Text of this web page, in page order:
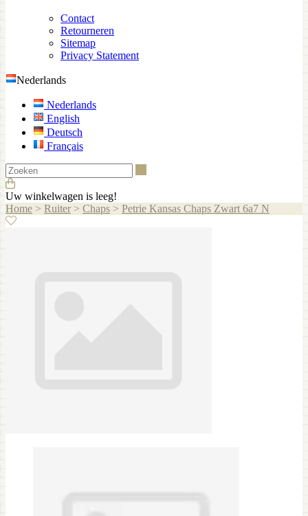
Contact
Retourneren
Sitemap
Privacy Statement
Nederlands
Nederlands
English
Deutsch
Français
Uw winkelwagen is leeg!
Home > Ruiter > Chaps > Petrie Kansas Chaps Zwart 6a7 N